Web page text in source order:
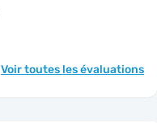
Voir toutes les évaluations